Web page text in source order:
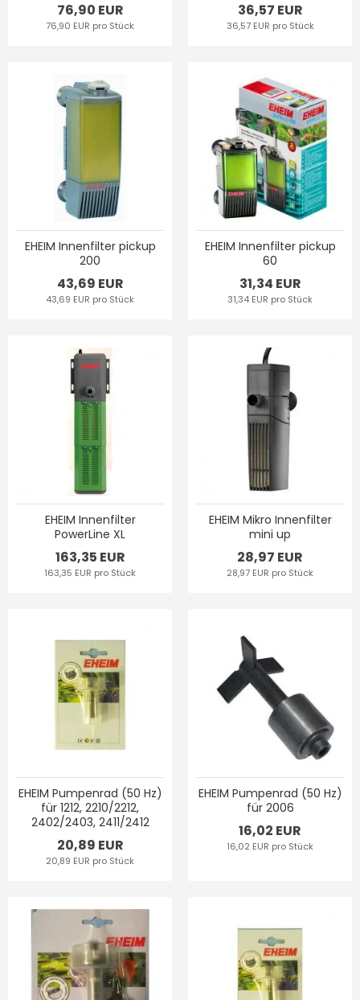
76,90 EUR
76,90 EUR pro Stück
36,57 EUR
36,57 EUR pro Stück
EHEIM Innenfilter pickup
200
43,69 EUR
43,69 EUR pro Stück
EHEIM Innenfilter pickup
60
31,34 EUR
31,34 EUR pro Stück
EHEIM Innenfilter
PowerLine XL
163,35 EUR
163,35 EUR pro Stück
EHEIM Mikro Innenfilter
mini up
28,97 EUR
28,97 EUR pro Stück
EHEIM Pumpenrad (50 Hz)
für 1212, 2210/2212,
2402/2403, 2411/2412
20,89 EUR
20,89 EUR pro Stück
EHEIM Pumpenrad (50 Hz)
für 2006
16,02 EUR
16,02 EUR pro Stück